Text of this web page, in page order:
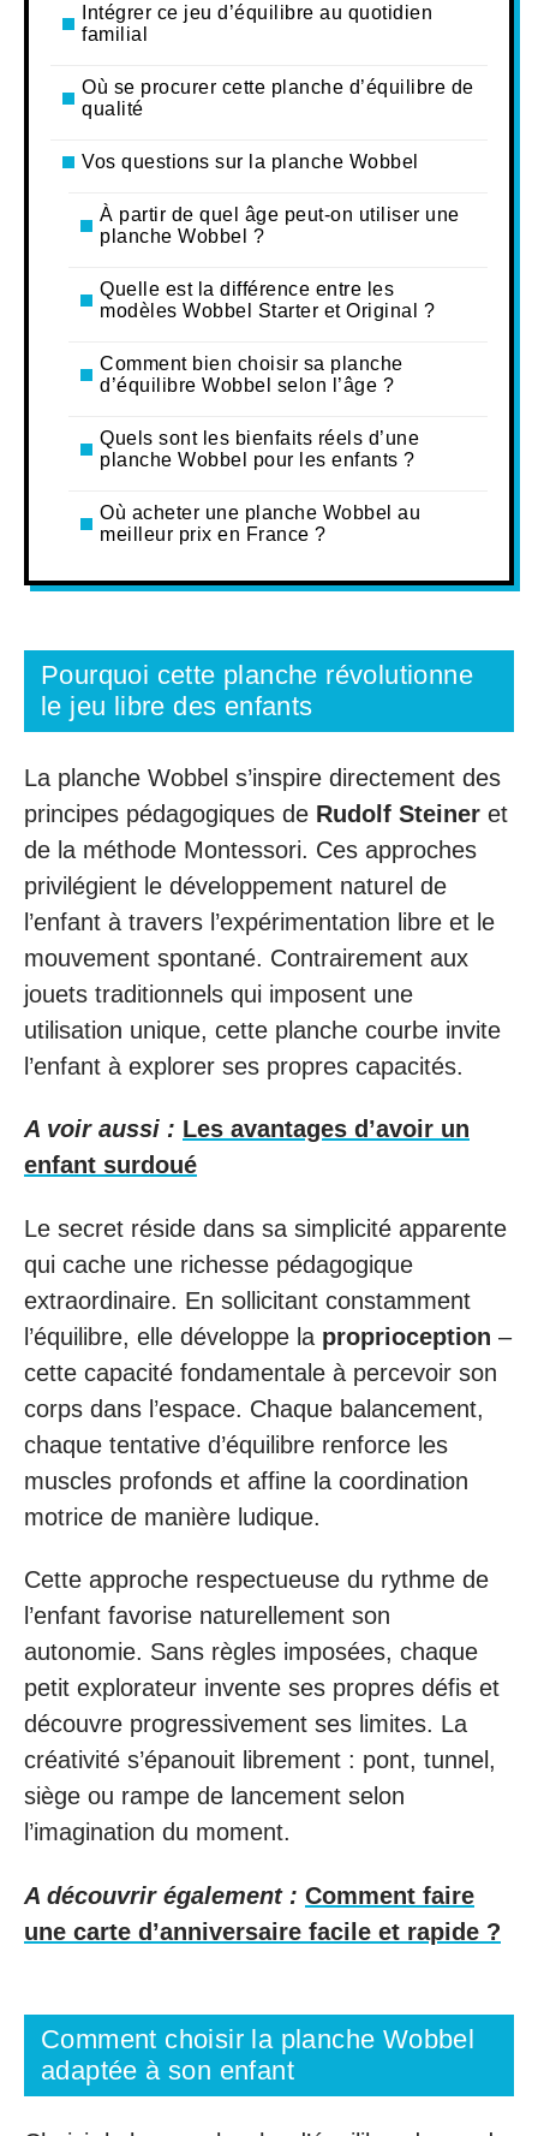
Intégrer ce jeu d’équilibre au quotidien
familial
Où se procurer cette planche d’équilibre de
qualité
Vos questions sur la planche Wobbel
À partir de quel âge peut-on utiliser une
planche Wobbel ?
Quelle est la différence entre les
modèles Wobbel Starter et Original ?
Comment bien choisir sa planche
d’équilibre Wobbel selon l’âge ?
Quels sont les bienfaits réels d’une
planche Wobbel pour les enfants ?
Où acheter une planche Wobbel au
meilleur prix en France ?
Pourquoi cette planche révolutionne
le jeu libre des enfants
La planche Wobbel s’inspire directement des
principes pédagogiques de Rudolf Steiner et
de la méthode Montessori. Ces approches
privilégient le développement naturel de
l’enfant à travers l’expérimentation libre et le
mouvement spontané. Contrairement aux
jouets traditionnels qui imposent une
utilisation unique, cette planche courbe invite
l’enfant à explorer ses propres capacités.
A voir aussi : Les avantages d’avoir un
enfant surdoué
Le secret réside dans sa simplicité apparente
qui cache une richesse pédagogique
extraordinaire. En sollicitant constamment
l’équilibre, elle développe la proprioception –
cette capacité fondamentale à percevoir son
corps dans l’espace. Chaque balancement,
chaque tentative d’équilibre renforce les
muscles profonds et affine la coordination
motrice de manière ludique.
Cette approche respectueuse du rythme de
l’enfant favorise naturellement son
autonomie. Sans règles imposées, chaque
petit explorateur invente ses propres défis et
découvre progressivement ses limites. La
créativité s’épanouit librement : pont, tunnel,
siège ou rampe de lancement selon
l’imagination du moment.
A découvrir également : Comment faire
une carte d’anniversaire facile et rapide ?
Comment choisir la planche Wobbel
adaptée à son enfant